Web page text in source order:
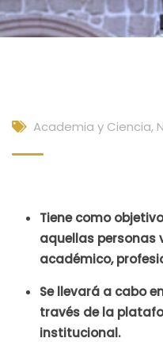
Academia y Ciencia,
Tiene como
aquellas
académico,
Se llevará a cabo
través de la
institucional.